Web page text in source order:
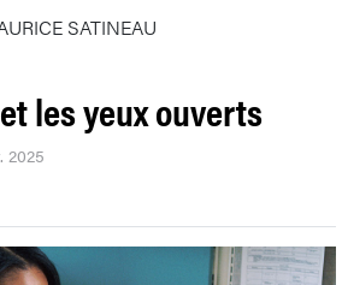
SATINEAU
les yeux ouverts
2025